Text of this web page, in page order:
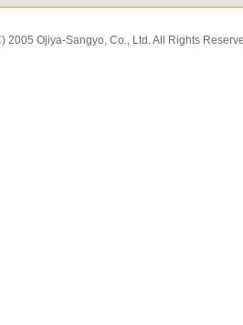
2005 Ojiya-Sangyo, Co., Ltd. All Rights